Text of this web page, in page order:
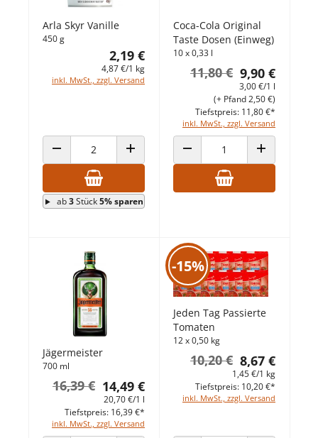
Arla Skyr Vanille
450 g
2,19 €
4,87 €/1 kg
inkl. MwSt., zzgl. Versand
ANZAHL VERRINGERNANZAHL ERHÖHEN
ab3Stück5% sparen
Coca-Cola Original
Taste Dosen (Einweg)
10 x 0,33 l
9,90 €
11,80 €
3,00 €/1 l
inkl. MwSt., zzgl. Versand
(+ Pfand 2,50 €)
Tiefstpreis: 11,80 €*
ANZAHL VERRINGERNANZAHL
Jägermeister
700 ml
14,49 €
16,39 €
20,70 €/1 l
inkl. MwSt., zzgl. Versand
Tiefstpreis: 16,39 €*
-15%
Jeden Tag Passierte
Tomaten
12 x 0,50 kg
8,67 €
10,20 €
1,45 €/1 kg
inkl. MwSt., zzgl. Versand
Tiefstpreis: 10,20 €*